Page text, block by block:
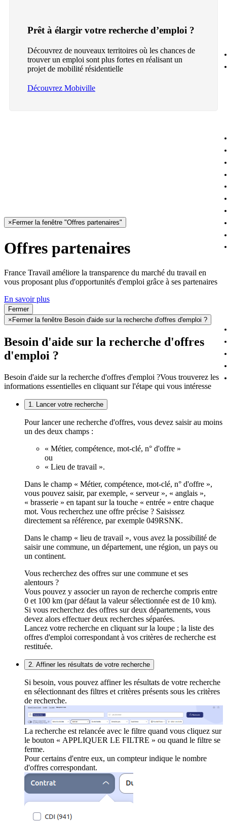
Prêt à élargir votre recherche d’emploi ?
Découvrez de nouveaux territoires où les chances de
trouver un emploi sont plus fortes en réalisant un
projet de mobilité résidentielle
Découvrez Mobiville
× Fermer la fenêtre "Offres partenaires"
Offres partenaires
France Travail améliore la transparence du marché du travail en
vous proposant plus d'opportunités d'emploi grâce à ses partenaires
En savoir plus
Fermer
× Fermer la fenêtre Besoin d'aide sur la recherche d'offres d'emploi ?
Besoin d'aide sur la recherche d'offres
d'emploi ?
Besoin d'aide sur la recherche d'offres d'emploi ?Vous trouverez les
informations essentielles en cliquant sur l'étape qui vous intéresse
1. Lancer votre recherche
Pour lancer une recherche d'offres, vous devez saisir au moins
un des deux champs :
« Métier, compétence, mot-clé, n° d'offre »
ou
« Lieu de travail ».
Dans le champ « Métier, compétence, mot-clé, n° d'offre »,
vous pouvez saisir, par exemple, « serveur », « anglais »,
« brasserie » en tapant sur la touche « entrée » entre chaque
mot. Vous recherchez une offre précise ? Saisissez
directement sa référence, par exemple 049RSNK.
Dans le champ « lieu de travail », vous avez la possibilité de
saisir une commune, un département, une région, un pays ou
un continent.
Vous recherchez des offres sur une commune et ses
alentours ?
Vous pouvez y associer un rayon de recherche compris entre
0 et 100 km (par défaut la valeur sélectionnée est de 10 km).
Si vous recherchez des offres sur deux départements, vous
devez alors effectuer deux recherches séparées.
Lancez votre recherche en cliquant sur la loupe ; la liste des
offres d'emploi correspondant à vos critères de recherche est
restituée.
2. Affiner les résultats de votre recherche
Si besoin, vous pouvez affiner les résultats de votre recherche
en sélectionnant des filtres et critères présents sous les critères
de recherche.
La recherche est relancée avec le filtre quand vous cliquez sur
le bouton « APPLIQUER LE FILTRE » ou quand le filtre se
ferme.
Pour certains d'entre eux, un compteur indique le nombre
d'offres correspondant.